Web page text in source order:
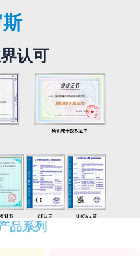
认可
品系列